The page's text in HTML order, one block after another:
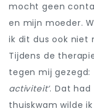
mocht geen
en mijn moeder.
ik dit dus ook niet
Tijdens de
tegen mij gezegd:
activiteit’. Dat had
thuiskwam wilde